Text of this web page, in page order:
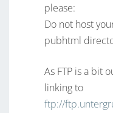
please:
Do not host
pubhtml
As FTP is a bit
linking to
ftp://